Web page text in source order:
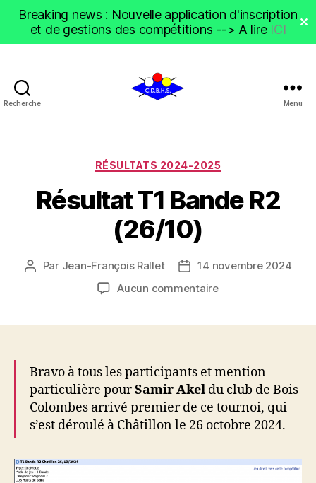
Breaking news : Nouvelle application d'inscription
et de gestions des compétitions --> A lire ICI ✕
Recherche Menu
Catégories
RÉSULTATS 2024-2025
Résultat T1 Bande R2
(26/10)
Auteur
Par Jean-François Rallet
Date
de
14 novembre 2024
Aucun commentairesur
(26/10)
Bravo à tous les participants et mention
particulière pourSamir Akel du club de Bois
Colombes arrivé premier de ce tournoi, qui
s’est déroulé à Châtillon le 26 octobre 2024.